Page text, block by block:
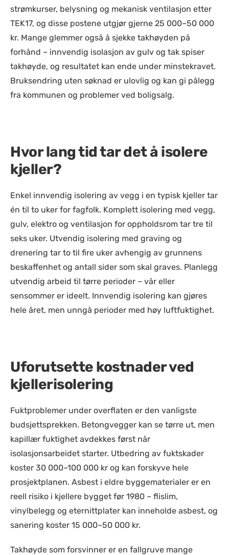
strømkurser, belysning og mekanisk ventilasjon etter
TEK17, og disse postene utgjør gjerne 25 000–50 000
kr. Mange glemmer også å sjekke takhøyden på
forhånd – innvendig isolasjon av gulv og tak spiser
takhøyde, og resultatet kan ende under minstekravet.
Bruksendring uten søknad er ulovlig og kan gi pålegg
fra kommunen og problemer ved boligsalg.
Hvor lang tid tar det å isolere
kjeller?
Enkel innvendig isolering av vegg i en typisk kjeller tar
én til to uker for fagfolk. Komplett isolering med vegg,
gulv, elektro og ventilasjon for oppholdsrom tar tre til
seks uker. Utvendig isolering med graving og
drenering tar to til fire uker avhengig av grunnens
beskaffenhet og antall sider som skal graves. Planlegg
utvendig arbeid til tørre perioder – vår eller
sensommer er ideelt. Innvendig isolering kan gjøres
hele året, men unngå perioder med høy luftfuktighet.
Uforutsette kostnader ved
kjellerisolering
Fuktproblemer under overflaten er den vanligste
budsjettsprekken. Betongvegger kan se tørre ut, men
kapillær fuktighet avdekkes først når
isolasjonsarbeidet starter. Utbedring av fuktskader
koster 30 000–100 000 kr og kan forskyve hele
prosjektplanen. Asbest i eldre byggematerialer er en
reell risiko i kjellere bygget før 1980 – flislim,
vinylbelegg og eternittplater kan inneholde asbest, og
sanering koster 15 000–50 000 kr.
Takhøyde som forsvinner er en fallgruve mange